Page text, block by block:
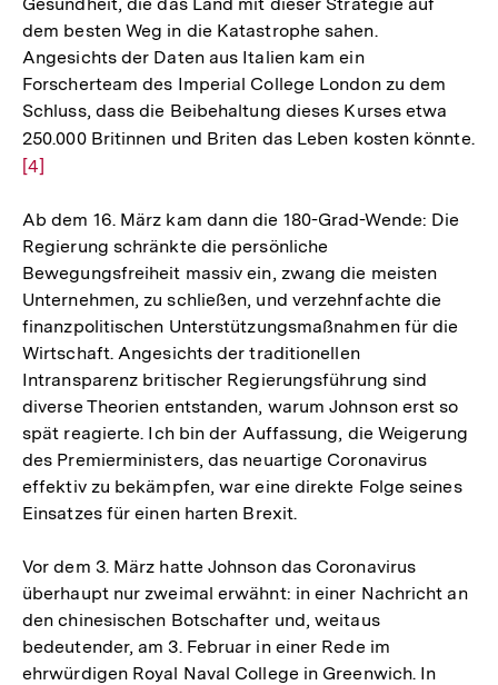
dem besten Weg in die Katastrophe sahen.
Angesichts der Daten aus Italien kam ein
Forscherteam des Imperial College London zu dem
Schluss, dass die Beibehaltung dieses Kurses etwa
250.000 Britinnen und Briten das Leben kosten könnte.
[4]
Ab dem 16. März kam dann die 180-Grad-Wende: Die
Regierung schränkte die persönliche
Bewegungsfreiheit massiv ein, zwang die meisten
Unternehmen, zu schließen, und verzehnfachte die
finanzpolitischen Unterstützungsmaßnahmen für die
Wirtschaft. Angesichts der traditionellen
Intransparenz britischer Regierungsführung sind
diverse Theorien entstanden, warum Johnson erst so
spät reagierte. Ich bin der Auffassung, die Weigerung
des Premierministers, das neuartige Coronavirus
effektiv zu bekämpfen, war eine direkte Folge seines
Einsatzes für einen harten Brexit.
Vor dem 3. März hatte Johnson das Coronavirus
überhaupt nur zweimal erwähnt: in einer Nachricht an
den chinesischen Botschafter und, weitaus
bedeutender, am 3. Februar in einer Rede im
ehrwürdigen Royal Naval College in Greenwich. In